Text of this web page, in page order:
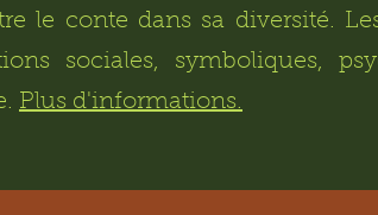
le conte dans sa diversité.
sociales, symboliques,
Plus d'informations.